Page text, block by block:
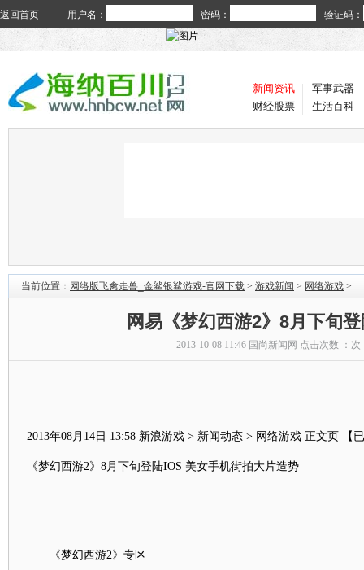
返回首页 用户名： 密码： 验证码：
新闻资讯
财经股票
军事武器
生活百科
当前位置： 网络版飞禽走兽_金鲨银鲨游戏-官网下载 > 游戏新闻 > 网络游戏 >
网易《梦幻西游2》8月下旬
2013-10-08 11:46 国尚新闻网 点击次数 ： 次
2013年08月14日 13:58 新浪游戏 > 新闻动态 > 网络游戏 正文页 【
《梦幻西游2》8月下旬登陆IOS 美女手机街拍大片造势
《梦幻西游2》专区